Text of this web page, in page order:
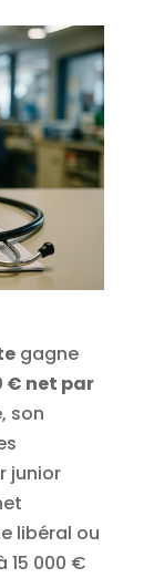
gagne
€ net par
son
junior
libéral ou
15 000 €